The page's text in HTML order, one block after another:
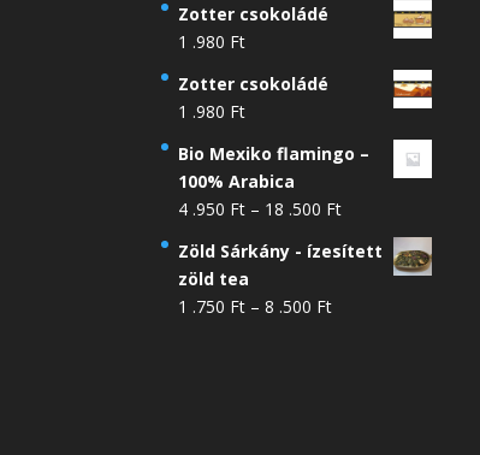
Zotter csokoládé
1 .980 Ft
Zotter csokoládé
1 .980 Ft
Bio Mexiko flamingo –
100% Arabica
4 .950 Ft – 18 .500 FtÁrtartomány:
.950 Ft
Zöld Sárkány - ízesített
zöld tea
1 .750 Ft – 8 .500 FtÁrtartomány: